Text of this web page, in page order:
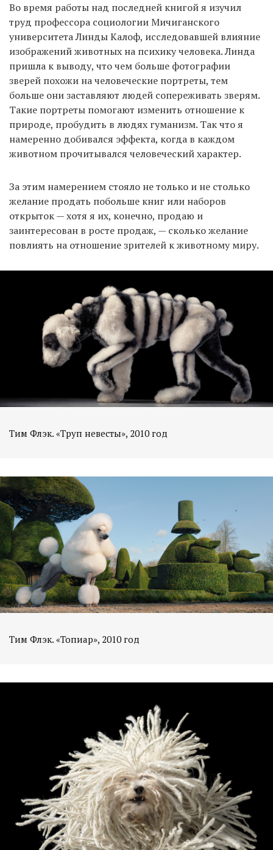
Во время работы над последней книгой я изучил
труд профессора социологии Мичиганского
университета Линды Калоф, исследовавшей влияние
изображений животных на психику человека. Линда
пришла к выводу, что чем больше фотографии
зверей похожи на человеческие портреты, тем
больше они заставляют людей сопереживать зверям.
Такие портреты помогают изменить отношение к
природе, пробудить в людях гуманизм. Так что я
намеренно добивался эффекта, когда в каждом
животном прочитывался человеческий характер.
За этим намерением стояло не только и не столько
желание продать побольше книг или наборов
открыток — хотя я их, конечно, продаю и
заинтересован в росте продаж, — сколько желание
повлиять на отношение зрителей к животному миру.
Тим Флэк. «Труп невесты», 2010 год
Тим Флэк. «Топиар», 2010 год